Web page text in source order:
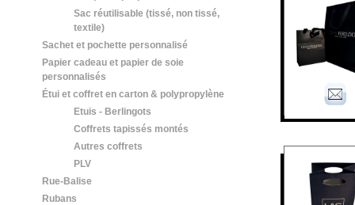
Sac réutilisable (tissé, non tissé,
textile)
Sachet et pochette personnalisé
Papier cadeau et papier de soie
personnalisés
Étui et coffret en carton & polypropylène
Etuis - Berlingots
Coffrets tapissés montés
Autres coffrets
PLV
Rue-Balise
Rubans